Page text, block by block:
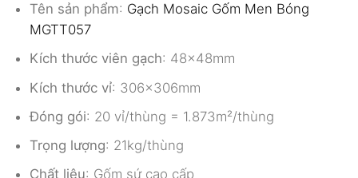
Tên sản phẩm: Gạch Mosaic Gốm Men Bóng
MGTT057
Kích thước viên gạch: 48x48mm
Kích thước vỉ: 306x306mm
Đóng gói: 20 vỉ/thùng = 1.873m²/thùng
Trọng lượng: 21kg/thùng
Chất liệu: Gốm sứ cao cấp